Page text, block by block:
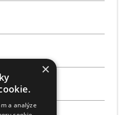
×
a analýze